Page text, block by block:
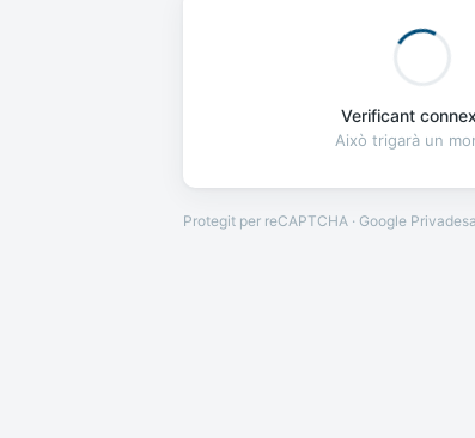
Verificant
Això trigarà un
Protegit per reCAPTCHA · Google Privadesa